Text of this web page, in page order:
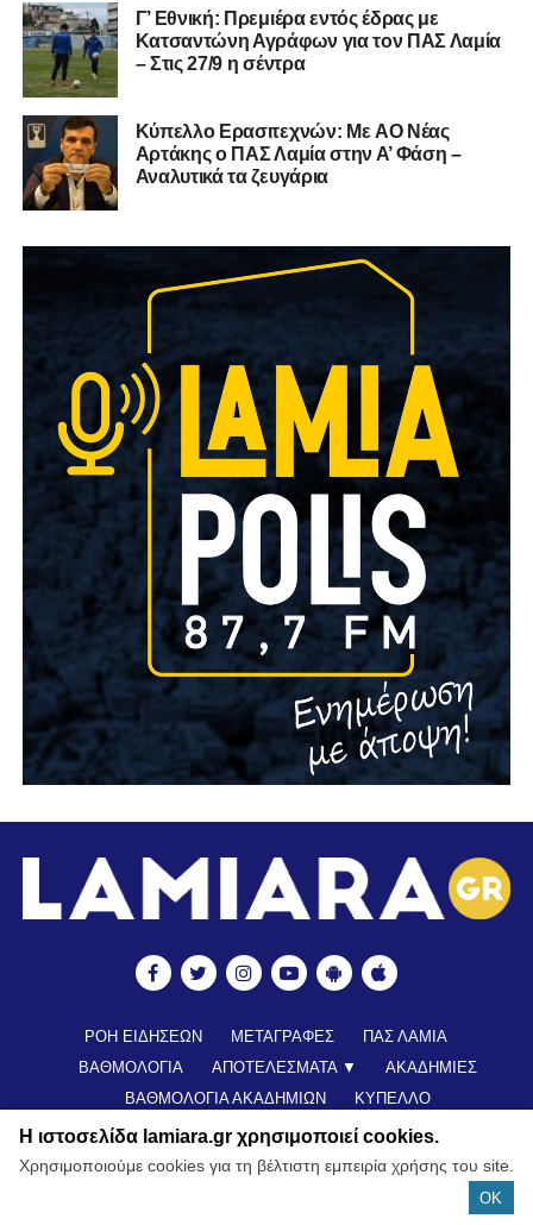
Γ’ Εθνική: Πρεμιέρα εντός έδρας με
Κατσαντώνη Αγράφων για τον ΠΑΣ Λαμία
– Στις 27/9 η σέντρα
Kύπελλο Ερασιτεχνών: Με AO Nέας
Αρτάκης ο ΠΑΣ Λαμία στην Α’ Φάση –
Αναλυτικά τα ζευγάρια
ΡΟΗ ΕΙΔΗΣΕΩΝ ΜΕΤΑΓΡΑΦΕΣ
ΠΑΣ ΛΑΜΙΑ
ΒΑΘΜΟΛΟΓΙΑ
ΑΠΟΤΕΛΕΣΜΑΤΑ ▼
ΑΚΑΔΗΜΙΕΣ
ΒΑΘΜΟΛΟΓΙΑ ΑΚΑΔΗΜΙΩΝ
ΚΥΠΕΛΛΟ
ΝΕΑ ΑΠΟ ΕΛΛΑΔΑ
FUTSAL
ΠΟΔΟΣΦΑΙΡΟ ΓΥΝΑΙΚΩΝ
ALL TIME ROSTER
LAMIA POLIS 87,7 ▶︎ ΕΠΙΚΟΙΝΩΝΊΑ
Η ιστοσελίδα lamiara.gr χρησιμοποιεί cookies.
Χρησιμοποιούμε cookies για τη βέλτιστη εμπειρία χρήσης του site.
OK